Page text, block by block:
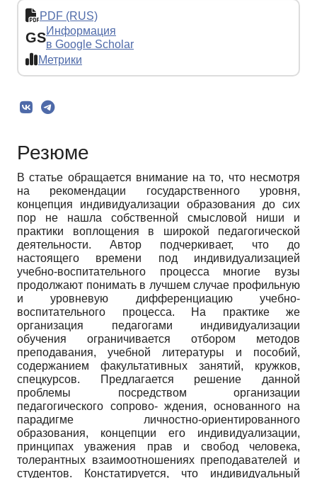
PDF (RUS)
GSИнформация
в Google Scholar
Метрики
Резюме
В статье обращается внимание на то, что несмотря
на рекомендации государственного уровня,
концепция индивидуализации образования до сих
пор не нашла собственной смысловой ниши и
практики воплощения в широкой педагогической
деятельности. Автор подчеркивает, что до
настоящего времени под индивидуализацией
учебно-воспитательного процесса многие вузы
продолжают понимать в лучшем случае профильную
и уровневую дифференциацию учебно-
воспитательного процесса. На практике же
организация педагогами индивидуализации
обучения ограничивается отбором методов
преподавания, учебной литературы и пособий,
содержанием факультативных занятий, кружков,
спецкурсов. Предлагается решение данной
проблемы посредством организации
педагогического сопрово- ждения, основанного на
парадигме личностно-ориентированного
образования, концепции его индивидуализации,
принципах уважения прав и свобод человека,
толерантных взаимоотношениях преподавателей и
студентов. Констатируется, что индивидуальный